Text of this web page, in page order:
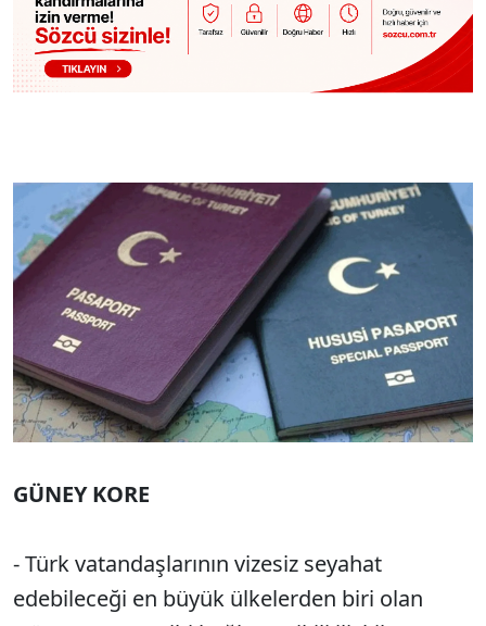
GÜNEY KORE
- Türk vatandaşlarının vizesiz seyahat
edebileceği en büyük ülkelerden biri olan